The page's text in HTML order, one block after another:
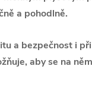
a pohodlně.
a bezpečnost i
aby se na